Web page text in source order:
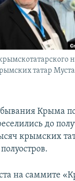
СУДЯТ?
КРЫМА
RL
татар
Крыма
до
крымских
на саммите